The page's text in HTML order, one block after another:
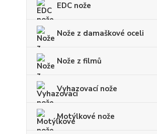
EDC nože
Nože z damaškové oceli
Nože z filmů
Vyhazovací nože
Motýlkové nože